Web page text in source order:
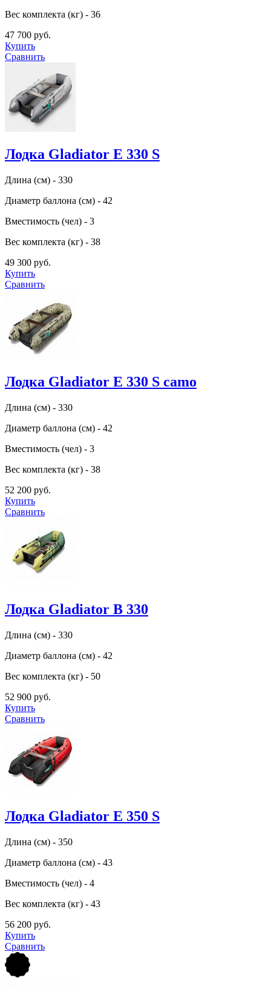
Вес комплекта (кг) - 36
47 700 руб.
Купить
Сравнить
Лодка Gladiator E 330 S
Длина (см) - 330
Диаметр баллона (см) - 42
Вместимость (чел) - 3
Вес комплекта (кг) - 38
49 300 руб.
Купить
Сравнить
Лодка Gladiator E 330 S camo
Длина (см) - 330
Диаметр баллона (см) - 42
Вместимость (чел) - 3
Вес комплекта (кг) - 38
52 200 руб.
Купить
Сравнить
Лодка Gladiator B 330
Длина (см) - 330
Диаметр баллона (см) - 42
Вес комплекта (кг) - 50
52 900 руб.
Купить
Сравнить
Лодка Gladiator E 350 S
Длина (см) - 350
Диаметр баллона (см) - 43
Вместимость (чел) - 4
Вес комплекта (кг) - 43
56 200 руб.
Купить
Сравнить